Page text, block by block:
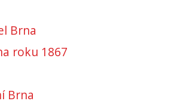
Brna
roku 1867
Brna